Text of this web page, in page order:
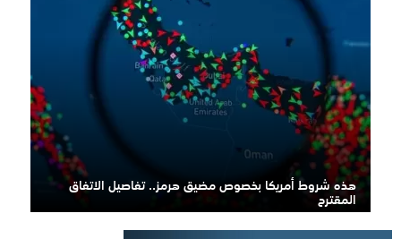
هذه شروط أمريكا بخصوص مضيق هرمز.. تفاصيل الاتفاق
المقترح